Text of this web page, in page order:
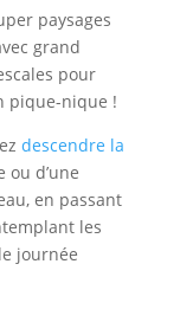
paysages
grand
pour
pique-nique !
descendre la
ou d’une
en passant
les
journée